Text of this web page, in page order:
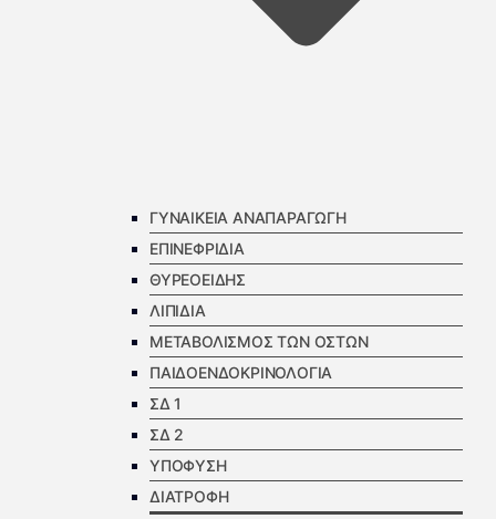
ΓΥΝΑΙΚΕΙΑ ΑΝΑΠΑΡΑΓΩΓΗ
ΕΠΙΝΕΦΡΙΔΙΑ
ΘΥΡΕΟΕΙΔΗΣ
ΛΙΠΙΔΙΑ
ΜΕΤΑΒΟΛΙΣΜΟΣ ΤΩΝ ΟΣΤΩΝ
ΠΑΙΔΟΕΝΔΟΚΡΙΝΟΛΟΓΙΑ
ΣΔ 1
ΣΔ 2
ΥΠΟΦΥΣΗ
ΔΙΑΤΡΟΦΗ